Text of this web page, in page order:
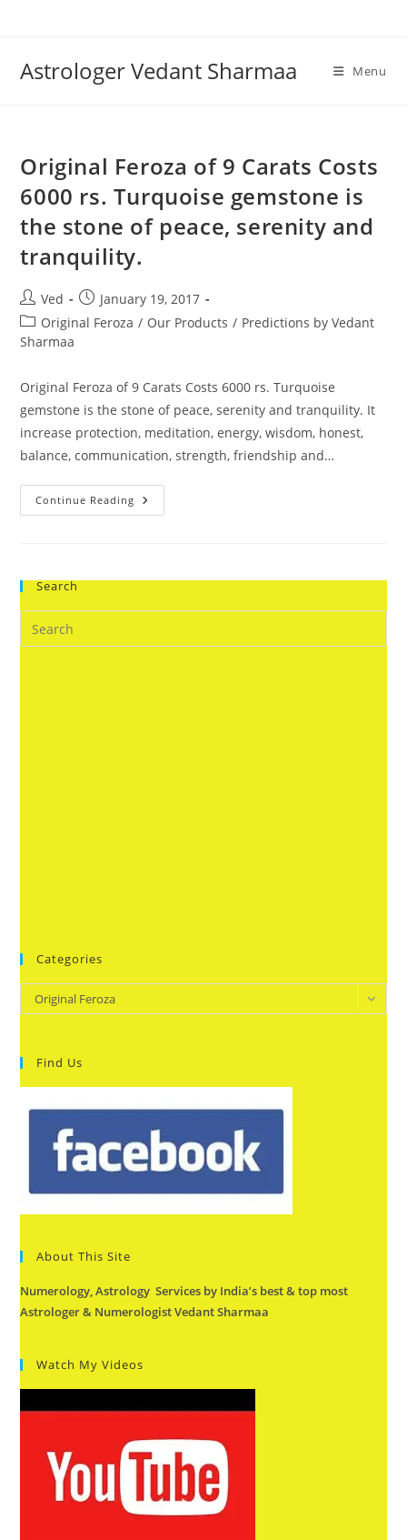
Astrologer Vedant Sharmaa Menu
Original Feroza of 9 Carats Costs
6000 rs. Turquoise gemstone is
the stone of peace, serenity and
tranquility.
Post
author:
Ved
Post
published:
January 19, 2017
Post
category:
Original Feroza / Our Products / Predictions by Vedant
Sharmaa
Original Feroza of 9 Carats Costs 6000 rs. Turquoise
gemstone is the stone of peace, serenity and tranquility. It
increase protection, meditation, energy, wisdom, honest,
balance, communication, strength, friendship and…
Continue Reading Original
Feroza
6000
Gemstone
Stone
Search
Categories
Categories
Original Feroza
Find Us
About This Site
Numerology, Astrology Services by India’s best & top most
Astrologer & Numerologist Vedant Sharmaa
Watch My Videos